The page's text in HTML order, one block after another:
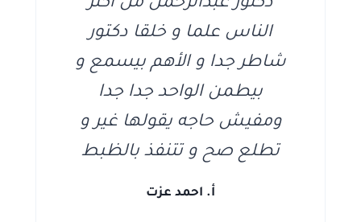
دكتور عبدالرحمن من أكثر
الناس علما و خلقا دكتور
شاطر جدا و الأهم بيسمع و
بيطمن الواحد جدا جدا
ومفيش حاجه يقولها غير و
تطلع صح و تتنفذ بالظبط
أ. احمد عزت